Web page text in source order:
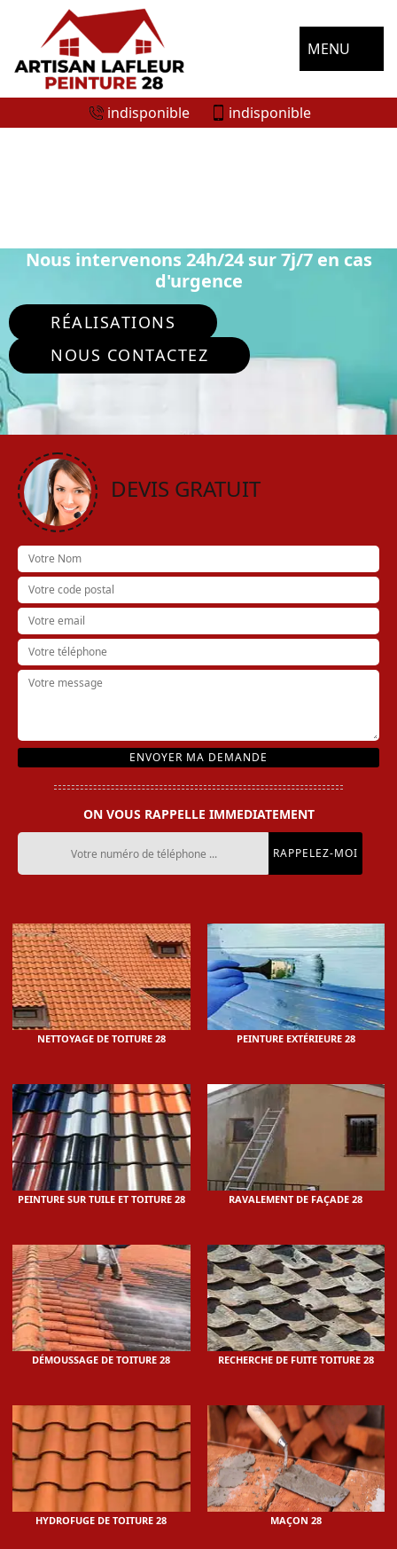
MENU
indisponible indisponible
Nous intervenons 24h/24 sur 7j/7 en cas
d'urgence
RÉALISATIONS
NOUS CONTACTEZ
DEVIS GRATUIT
ON VOUS RAPPELLE IMMEDIATEMENT
NETTOYAGE DE TOITURE 28 PEINTURE EXTÉRIEURE 28
PEINTURE SUR TUILE ET TOITURE 28 RAVALEMENT DE FAÇADE 28
DÉMOUSSAGE DE TOITURE 28 RECHERCHE DE FUITE TOITURE 28
HYDROFUGE DE TOITURE 28 MAÇON 28